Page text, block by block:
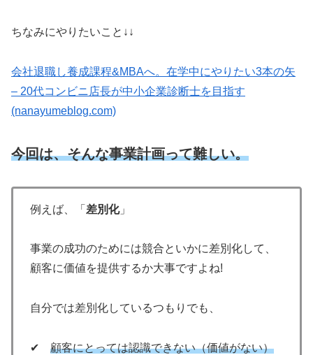
ちなみにやりたいこと↓↓
会社退職し養成課程&MBAへ。在学中にやりたい3本の矢
– 20代コンビニ店長が中小企業診断士を目指す
(nanayumeblog.com)
今回は、そんな事業計画って難しい。
例えば、「 差別化」
事業の成功のためには競合といかに差別化して、
顧客に価値を提供するか大事ですよね!
自分では差別化しているつもりでも、
✔ 顧客にとっては認識できない（価値がない）